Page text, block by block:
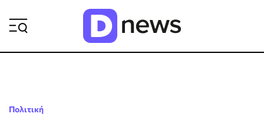
Πολιτική